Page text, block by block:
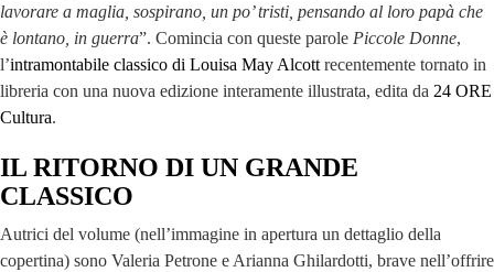
lavorare a maglia, sospirano, un po’ tristi, pensando al loro papà che
è lontano, in guerra”. Comincia con queste parole Piccole Donne,
l’intramontabile classico di Louisa May Alcott recentemente tornato in
libreria con una nuova edizione interamente illustrata, edita da 24 ORE
Cultura.
IL RITORNO DI UN GRANDE
CLASSICO
Autrici del volume (nell’immagine in apertura un dettaglio della
copertina) sono Valeria Petrone e Arianna Ghilardotti, brave nell’offrire